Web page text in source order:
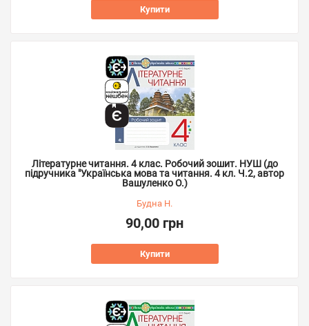
Купити
Літературне читання. 4 клас. Робочий зошит. НУШ (до
підручника "Українська мова та читання. 4 кл. Ч.2, автор
Вашуленко О.)
Будна Н.
90,00 грн
Купити